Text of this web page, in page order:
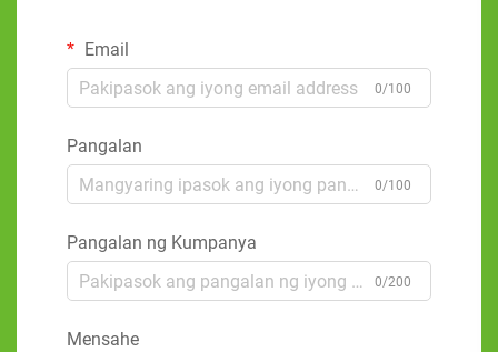
Email
0/100
Pangalan
0/100
Pangalan ng Kumpanya
0/200
Mensahe